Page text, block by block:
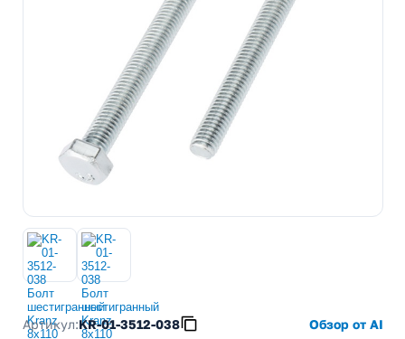
Артикул:KR-01-3512-038
Обзор от AI